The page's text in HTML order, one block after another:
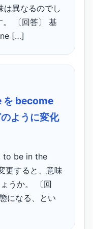
異なるのでし
。 〔回答〕 基
[…]
を become
ように変化
to be in the
更すると、意味
うか。 〔回
になる、とい